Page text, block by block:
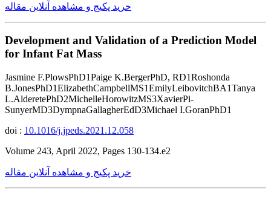
خرید پکیج و مشاهده آنلاین مقاله
Development and Validation of a Prediction Model
for Infant Fat Mass
Jasmine F.PlowsPhD1Paige K.BergerPhD, RD1Roshonda
B.JonesPhD1ElizabethCampbellMS1EmilyLeibovitchBA1Tanya
L.AlderetePhD2MichelleHorowitzMS3XavierPi-
SunyerMD3DympnaGallagherEdD3Michael I.GoranPhD1
doi : 10.1016/j.jpeds.2021.12.058
Volume 243, April 2022, Pages 130-134.e2
خرید پکیج و مشاهده آنلاین مقاله